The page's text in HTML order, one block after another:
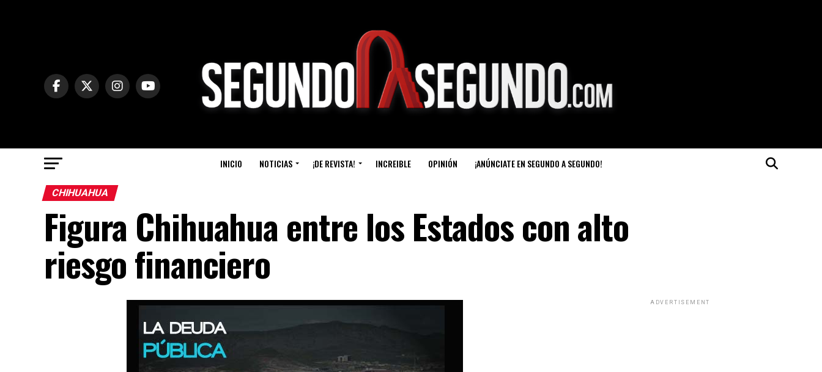
INICIO NOTICIAS ¡DE REVISTA! INCREIBLE OPINIÓN ¡ANÚNCIATE EN SEGUNDO A SEGUNDO!
CHIHUAHUA
Figura Chihuahua entre los Estados con alto
riesgo financiero
ADVERTISEMENT